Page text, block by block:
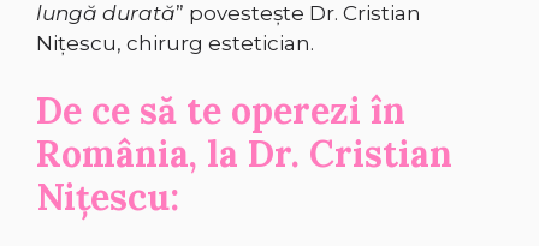
lungă durată” povestește Dr. Cristian
Nițescu, chirurg estetician.
De ce să te operezi în
România, la Dr. Cristian
Nițescu: